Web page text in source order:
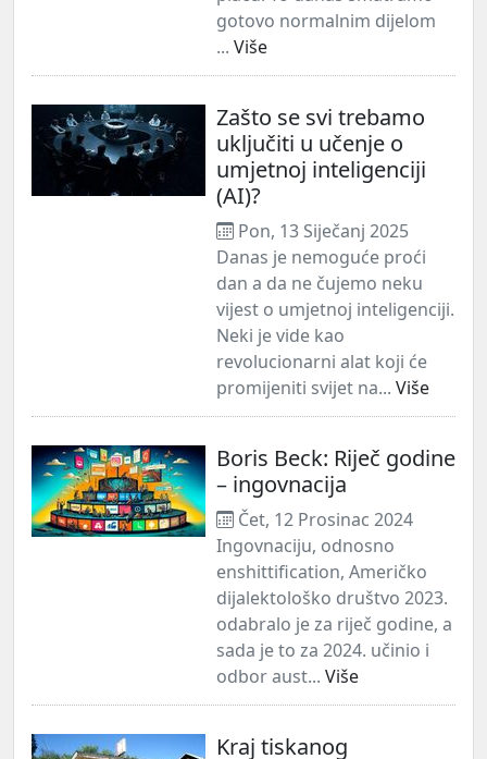
gotovo normalnim dijelom
... Više
Zašto se svi trebamo
uključiti u učenje o
umjetnoj inteligenciji
(AI)?
Pon, 13 Siječanj 2025
Danas je nemoguće proći
dan a da ne čujemo neku
vijest o umjetnoj inteligenciji.
Neki je vide kao
revolucionarni alat koji će
promijeniti svijet na... Više
Boris Beck: Riječ godine
– ingovnacija
Čet, 12 Prosinac 2024
Ingovnaciju, odnosno
enshittification, Američko
dijalektološko društvo 2023.
odabralo je za riječ godine, a
sada je to za 2024. učinio i
odbor aust... Više
Kraj tiskanog